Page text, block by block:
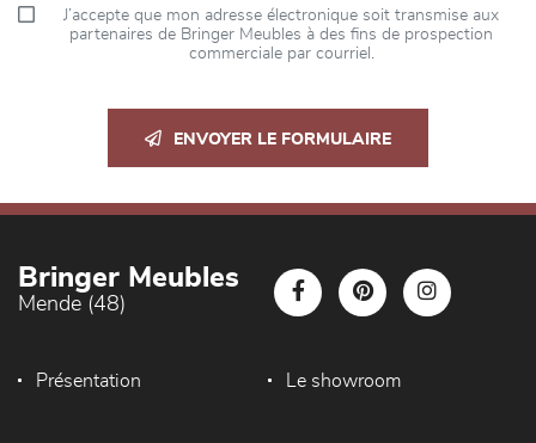
J’accepte que mon adresse électronique soit transmise aux
partenaires de Bringer Meubles à des fins de prospection
commerciale par courriel.
ENVOYER LE FORMULAIRE
Bringer Meubles
Mende (48)
Présentation Le showroom